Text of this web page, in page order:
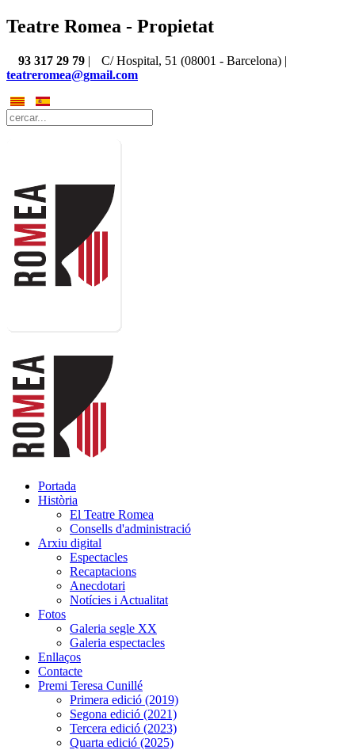
Teatre Romea - Propietat
93 317 29 79 |
C/ Hospital, 51 (08001 - Barcelona) |
teatreromea@gmail.com
Portada
Història
El Teatre Romea
Consells d'administració
Arxiu digital
Espectacles
Recaptacions
Anecdotari
Notícies i Actualitat
Fotos
Galeria segle XX
Galeria espectacles
Enllaços
Contacte
Premi Teresa Cunillé
Primera edició (2019)
Segona edició (2021)
Tercera edició (2023)
Quarta edició (2025)